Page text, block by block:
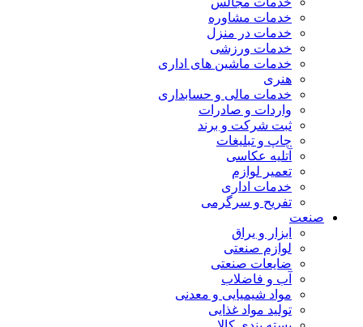
خدمات مشاوره
خدمات در منزل
خدمات ورزشی
خدمات ماشین های اداری
هنری
خدمات مالی و حسابداری
واردات و صادرات
ثبت شرکت و برند
چاپ و تبلیغات
آتلیه عکاسی
تعمیر لوازم
خدمات اداری
تفریح و سرگرمی
صنعت
ابزار و یراق
لوازم صنعتی
ضایعات صنعتی
آب و فاضلاب
مواد شیمیایی و معدنی
تولید مواد غذایی